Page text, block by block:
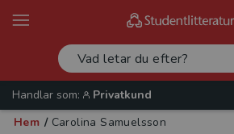
Handlar som:
Privatkund
Hem / Carolina Samuelsson